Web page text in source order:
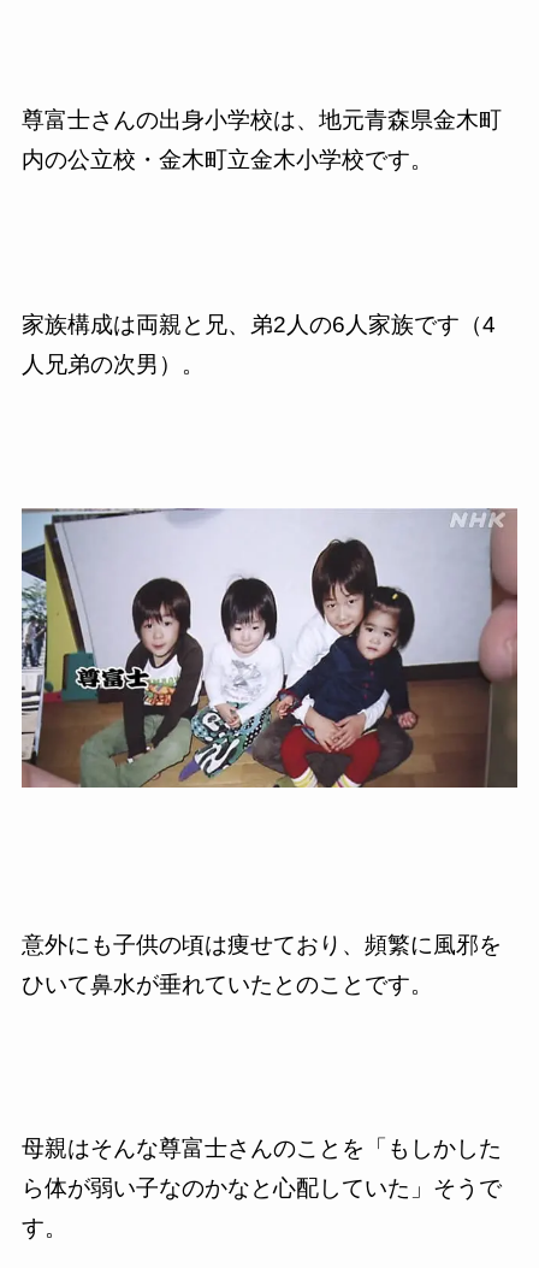
尊富士さんの出身小学校は、地元青森県金木町
内の公立校・金木町立金木小学校です。
家族構成は両親と兄、弟2人の6人家族です（4
人兄弟の次男）。
意外にも子供の頃は痩せており、頻繁に風邪を
ひいて鼻水が垂れていたとのことです。
母親はそんな尊富士さんのことを「もしかした
ら体が弱い子なのかなと心配していた」そうで
す。